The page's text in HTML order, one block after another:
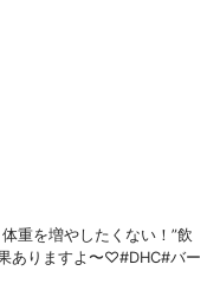
重を増やしたくない！”飲
ありますよ〜♡#DHC#バー